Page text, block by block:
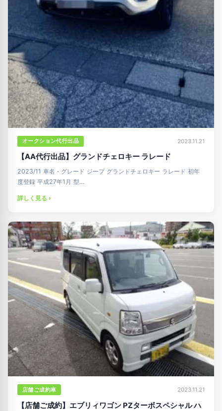
オークション代行出品 2023.11.21
【AA代行出品】グランドチェロキー ラレード
2023/11 車名・グレード ジープ グランドチェロキー ラレード 初年
度登録 平成27年1月 型…
詳しく見る ›
店舗ご成約車 2023.11.21
【店舗ご成約】エブリィワゴン PZターボスペシャル ハ